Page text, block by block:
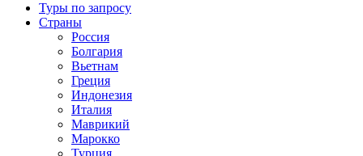
Туры по запросу
Страны
Россия
Болгария
Вьетнам
Греция
Индонезия
Италия
Маврикий
Марокко
Турция